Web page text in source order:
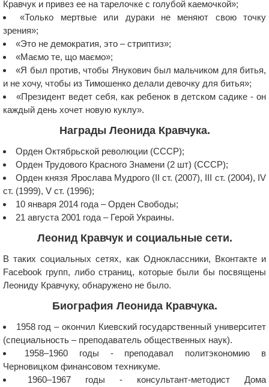
Кравчук и привез ее на тарелочке с голубой каемочкой»;
«Только мертвые или дураки не меняют свою точку
зрения»;
«Это не демократия, это – стриптиз»;
«Маємо те, що маємо»;
«Я был против, чтобы Янукович был мальчиком для битья,
и не хочу, чтобы из Тимошенко делали девочку для битья»;
«Президент ведет себя, как ребенок в детском садике - он
каждый день хочет новую куклу».
Награды Леонида Кравчука.
Орден Октябрьской революции (СССР);
Орден Трудового Красного Знамени (2 шт) (СССР);
Орден князя Ярослава Мудрого (II ст. (2007), III ст. (2004), IV
ст. (1999), V ст. (1996);
10 января 2014 года – Орден Свободы;
21 августа 2001 года – Герой Украины.
Леонид Кравчук и социальные сети.
В таких социальных сетях, как Одноклассники, Вконтакте и
Facebook групп, либо страниц, которые были бы посвящены
Леониду Кравчуку, обнаружено не было.
Биография Леонида Кравчука.
1958 год – окончил Киевский государственный университет
(специальность – преподаватель общественных наук).
1958–1960 годы - преподавал политэкономию в
Черновицком финансовом техникуме.
1960–1967 годы - консультант-методист Дома